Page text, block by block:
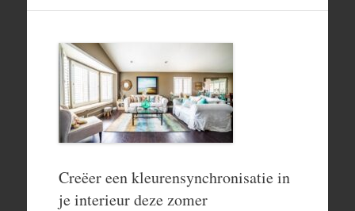
Creëer een kleurensynchronisatie in
je interieur deze zomer